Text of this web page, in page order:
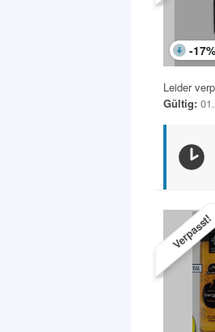
-17%
Leider
Gültig:
Verpasst!